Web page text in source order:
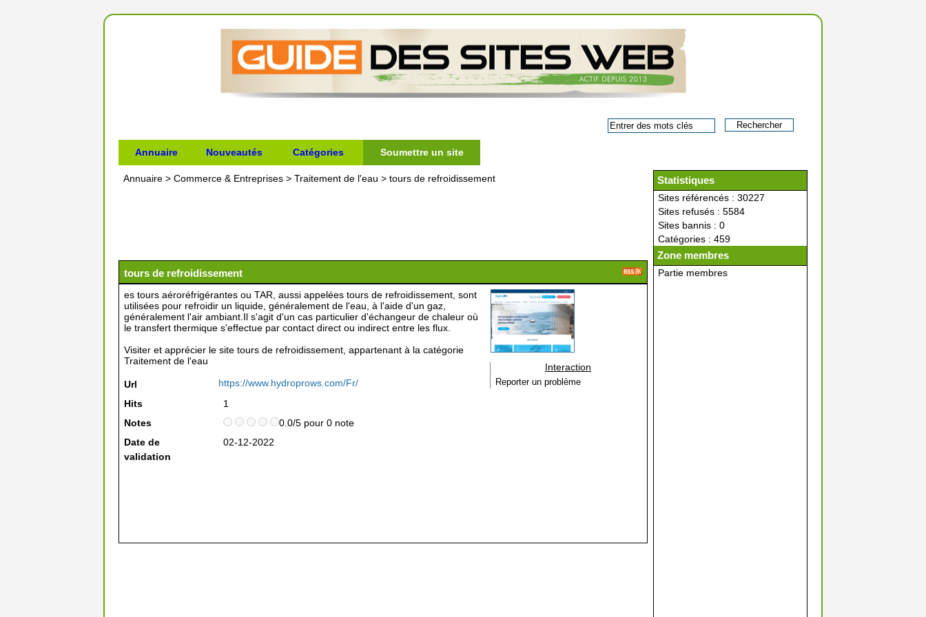
Annuaire Nouveautés Catégories Soumettre un site
Statistiques
Sites référencés : 30227
Sites refusés : 5584
Sites bannis : 0
Catégories : 459
Zone membres
Partie membres
Annuaire > Commerce & Entreprises > Traitement de l'eau > tours de refroidissement
tours de refroidissement
es tours aéroréfrigérantes ou TAR, aussi appelées tours de refroidissement, sont
utilisées pour refroidir un liquide, généralement de l'eau, à l'aide d'un gaz,
généralement l'air ambiant.Il s'agit d'un cas particulier d'échangeur de chaleur où
le transfert thermique s'effectue par contact direct ou indirect entre les flux.
Visiter et apprécier le site tours de refroidissement, appartenant à la catégorie
Traitement de l'eau
Url
https://www.hydroprows.com/Fr/
Hits
1
Notes
0.0/5 pour 0 note
Date de
validation
02-12-2022
Interaction
Reporter un problème